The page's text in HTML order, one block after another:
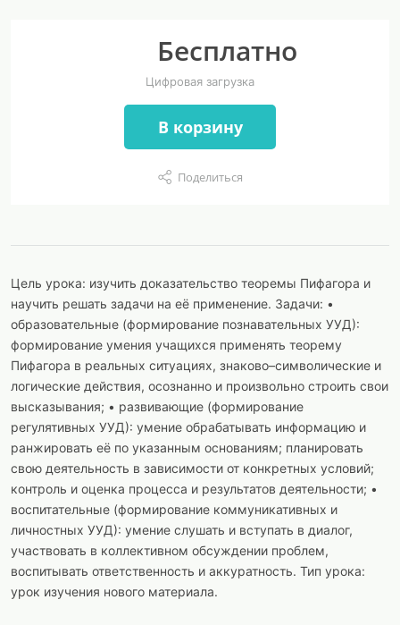
Бесплатно
Цифровая загрузка
В корзину
Поделиться
Цель урока: изучить доказательство теоремы Пифагора и
научить решать задачи на её применение. Задачи: •
образовательные (формирование познавательных УУД):
формирование умения учащихся применять теорему
Пифагора в реальных ситуациях, знаково–символические и
логические действия, осознанно и произвольно строить свои
высказывания; • развивающие (формирование
регулятивных УУД): умение обрабатывать информацию и
ранжировать её по указанным основаниям; планировать
свою деятельность в зависимости от конкретных условий;
контроль и оценка процесса и результатов деятельности; •
воспитательные (формирование коммуникативных и
личностных УУД): умение слушать и вступать в диалог,
участвовать в коллективном обсуждении проблем,
воспитывать ответственность и аккуратность. Тип урока:
урок изучения нового материала.